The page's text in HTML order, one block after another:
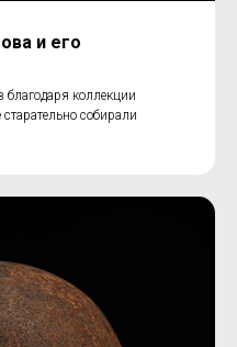
и его
благодаря коллекции
собирали